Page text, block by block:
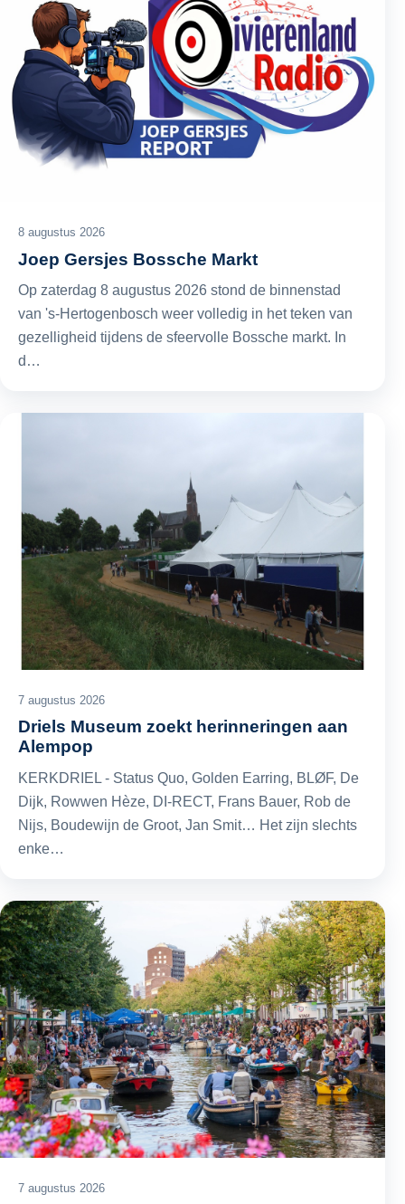
8 augustus 2026
Joep Gersjes Bossche Markt
Op zaterdag 8 augustus 2026 stond de binnenstad
van 's-Hertogenbosch weer volledig in het teken van
gezelligheid tijdens de sfeervolle Bossche markt. In
d…
7 augustus 2026
Driels Museum zoekt herinneringen aan
Alempop
KERKDRIEL - Status Quo, Golden Earring, BLØF, De
Dijk, Rowwen Hèze, DI-RECT, Frans Bauer, Rob de
Nijs, Boudewijn de Groot, Jan Smit… Het zijn slechts
enke…
7 augustus 2026